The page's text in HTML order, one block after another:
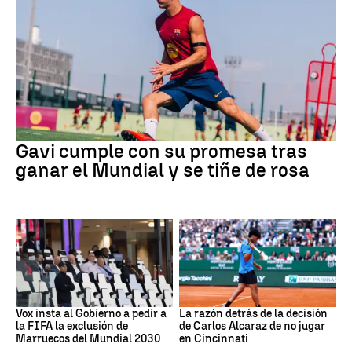
Fútbol
Gavi cumple con su promesa tras
ganar el Mundial y se tiñe de rosa
Mundial 2030
Vox insta al Gobierno a pedir a
la FIFA la exclusión de
Marruecos del Mundial 2030
Tenis
La razón detrás de la decisión
de Carlos Alcaraz de no jugar
en Cincinnati